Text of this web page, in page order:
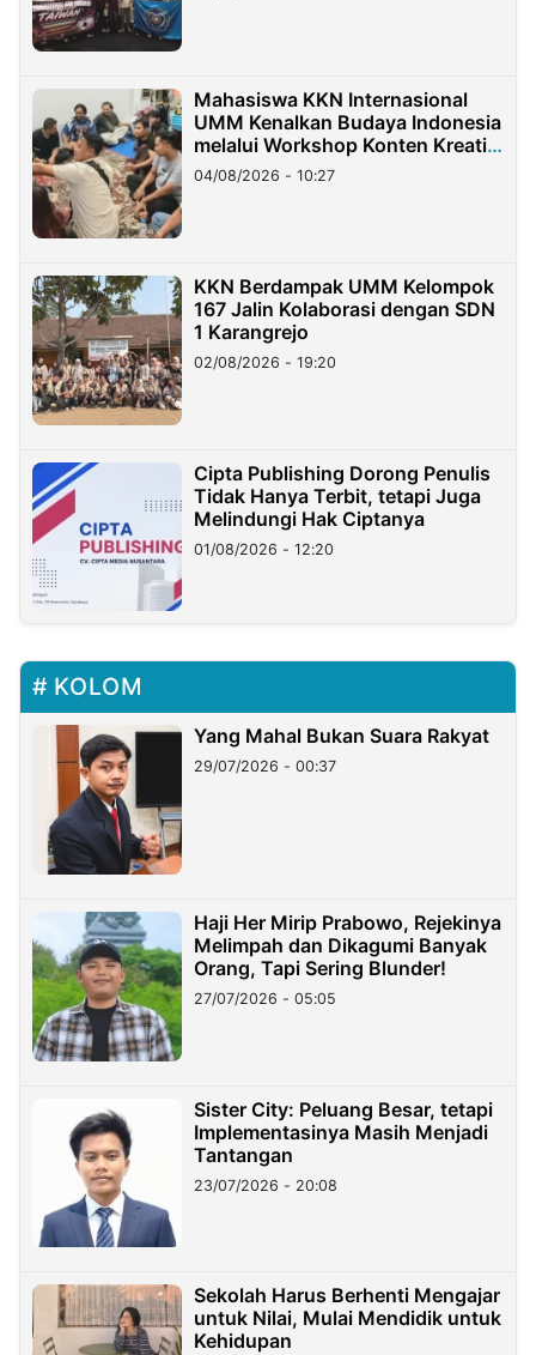
Mahasiswa KKN Internasional
UMM Kenalkan Budaya Indonesia
melalui Workshop Konten Kreatif
di Taiwan
04/08/2026 - 10:27
KKN Berdampak UMM Kelompok
167 Jalin Kolaborasi dengan SDN
1 Karangrejo
02/08/2026 - 19:20
Cipta Publishing Dorong Penulis
Tidak Hanya Terbit, tetapi Juga
Melindungi Hak Ciptanya
01/08/2026 - 12:20
KOLOM
Yang Mahal Bukan Suara Rakyat
29/07/2026 - 00:37
Haji Her Mirip Prabowo, Rejekinya
Melimpah dan Dikagumi Banyak
Orang, Tapi Sering Blunder!
27/07/2026 - 05:05
Sister City: Peluang Besar, tetapi
Implementasinya Masih Menjadi
Tantangan
23/07/2026 - 20:08
Sekolah Harus Berhenti Mengajar
untuk Nilai, Mulai Mendidik untuk
Kehidupan